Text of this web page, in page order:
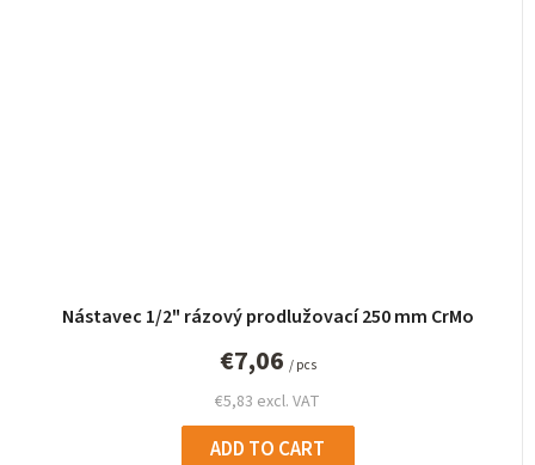
Nástavec 1/2" rázový prodlužovací 250 mm CrMo
€5,83 excl. VAT
€7,06 / pcs
ADD TO CART